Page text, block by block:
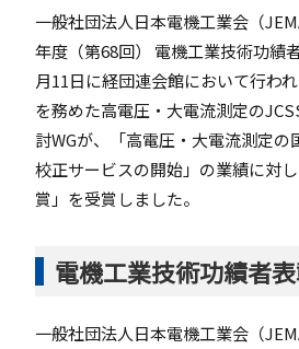
一般社団法人日本電機工業会（
年度（第68回） 電機工業技術功績
月11日に経団連会館において行わ
を務めた高電圧・大電流測定の
討WGが、「高電圧・大電流測定の
校正サービスの開始」の業績に対
賞」を受賞しました。
電機工業技術功績者
一般社団法人日本電機工業会（